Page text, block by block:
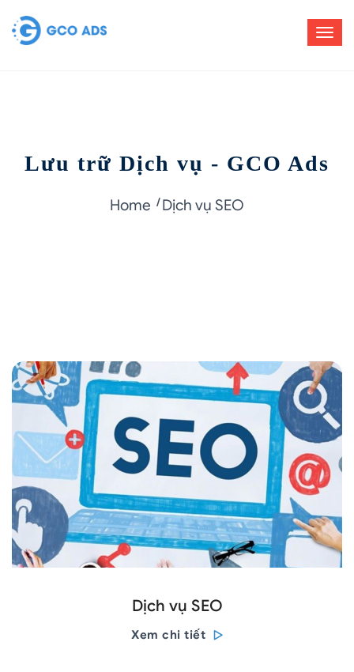
Lưu trữ Dịch vụ - GCO Ads
Home Dịch vụ SEO
Dịch vụ SEO
Xem chi tiết